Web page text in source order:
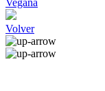
Vegana
Volver